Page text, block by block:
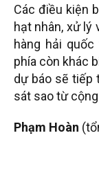
Các điều kiện
hạt nhân, xử lý
hàng hải
phía còn khác
dự báo sẽ tiếp
sát sao từ
Phạm Hoàn